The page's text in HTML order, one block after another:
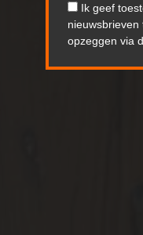
Ik geef
opzeggen via